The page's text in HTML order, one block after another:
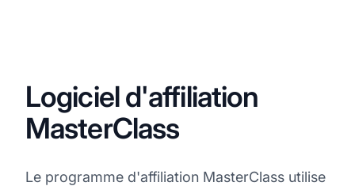
Logiciel d'affiliation
MasterClass
Le programme d'affiliation MasterClass utilise